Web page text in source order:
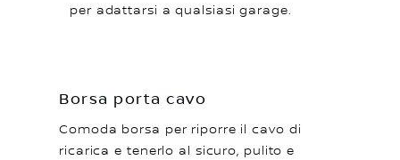
per adattarsi a qualsiasi garage.
Borsa porta cavo
Comoda borsa per riporre il cavo di
ricarica e tenerlo al sicuro, pulito e